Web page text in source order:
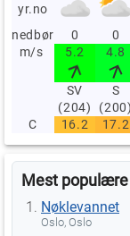
yr.no
nedbør
0 0
m/s
5.2 4.8
SV
(204)
S
(200)
C
16.2 17.2
Mest
Nøklevannet
Oslo, Oslo